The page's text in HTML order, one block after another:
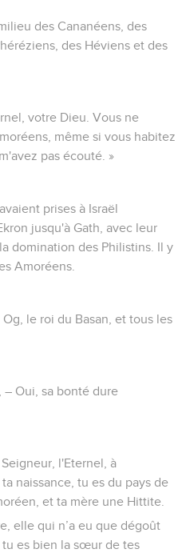
des Cananéens, des
des Héviens et des
votre Dieu. Vous ne
même si vous habitez
pas écouté. »
prises à Israël
jusqu'à Gath, avec leur
domination des Philistins. Il y
Amoréens.
le roi du Basan, et tous les
– Oui, sa bonté dure
l'Eternel, à
naissance, tu es du pays de
et ta mère une Hittite.
elle qui n’a eu que dégoût
tu es bien la sœur de tes